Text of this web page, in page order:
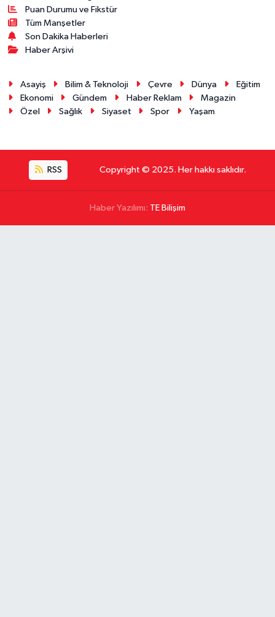
Puan Durumu ve Fikstür
Tüm Manşetler
Son Dakika Haberleri
Haber Arşivi
Asayiş Bilim & Teknoloji Çevre Dünya
Eğitim
Ekonomi
Gündem Haber Reklam
Magazin
Özel
Sağlık Siyaset Spor Yaşam
RSS Copyright © 2025. Her hakkı saklıdır.
Haber Yazılımı: TE Bilişim